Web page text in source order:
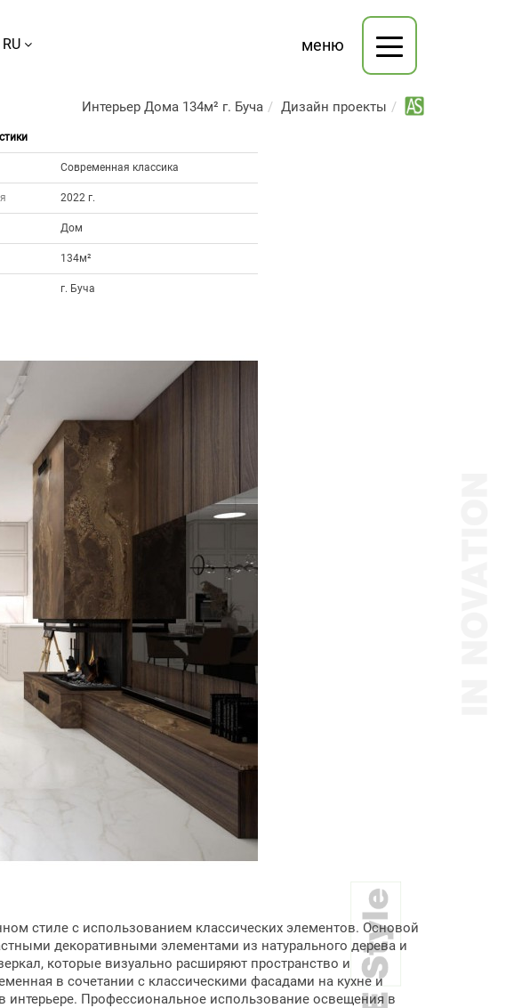
RU меню
Дизайн проекты
Интерьер Дома 134м² г. Буча
Современная классика
2022 г.
Дом
134м²
г. Буча
стиле с использованием классических элементов. Основой
декоративными элементами из натурального дерева и
которые визуально расширяют пространство и
в сочетании с классическими фасадами на кухне и
интерьере. Профессиональное использование освещения в